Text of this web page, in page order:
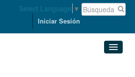
Select Language ▼
Iniciar Sesión